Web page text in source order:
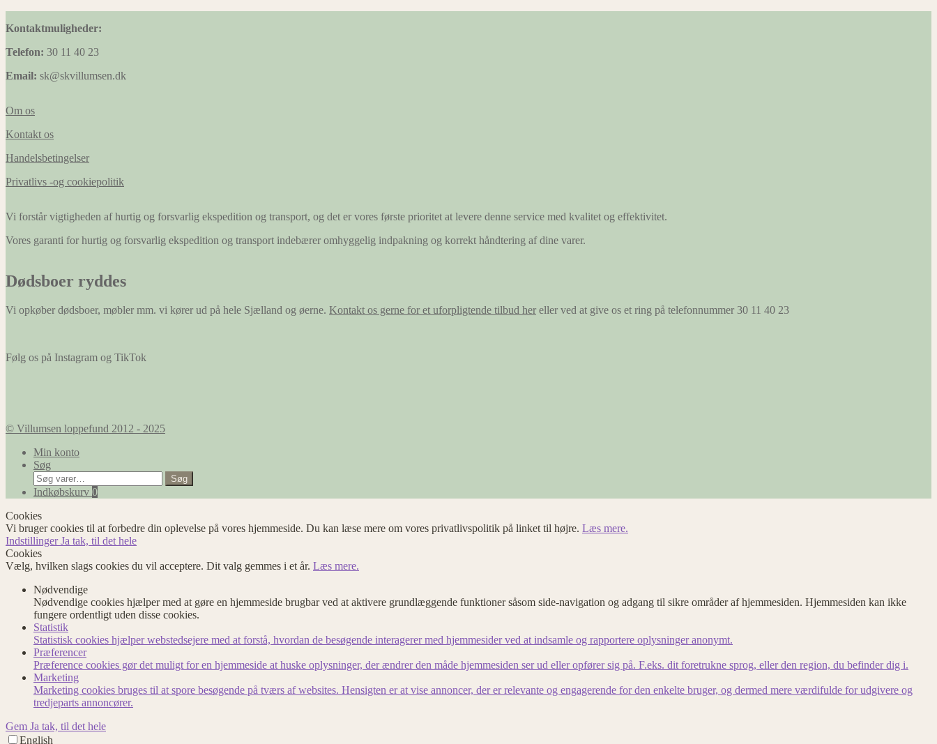
Kontaktmuligheder:
Telefon: 30 11 40 23
Email: sk@skvillumsen.dk
Om os
Kontakt os
Handelsbetingelser
Privatlivs -og cookiepolitik
Vi forstår vigtigheden af hurtig og forsvarlig ekspedition og transport, og det er vores første prioritet at levere denne service med kvalitet og effektivitet.
Vores garanti for hurtig og forsvarlig ekspedition og transport indebærer omhyggelig indpakning og korrekt håndtering af dine varer.
Dødsboer ryddes
Vi opkøber dødsboer, møbler mm. vi kører ud på hele Sjælland og øerne. Kontakt os gerne for et uforpligtende tilbud her eller ved at give os et ring på telefonnummer 30 11 40 23
Følg os på Instagram og TikTok
© Villumsen loppefund 2012 - 2025
Min konto
Søg
Søg
efter:
Søg
Indkøbskurv 0
Cookies
Vi bruger cookies til at forbedre din oplevelse på vores hjemmeside. Du kan læse mere om vores privatlivspolitik på linket til højre. Læs mere.
IndstillingerJa tak, til det hele
Cookies
Vælg, hvilken slags cookies du vil acceptere. Dit valg gemmes i et år. Læs mere.
Nødvendige
Nødvendige cookies hjælper med at gøre en hjemmeside brugbar ved at aktivere grundlæggende funktioner såsom side-navigation og adgang til sikre områder af hjemmesiden. Hjemmesiden kan ikke
fungere ordentligt uden disse cookies.
Statistik
Statistisk cookies hjælper webstedsejere med at forstå, hvordan de besøgende interagerer med hjemmesider ved at indsamle og rapportere oplysninger anonymt.
Præferencer
Præference cookies gør det muligt for en hjemmeside at huske oplysninger, der ændrer den måde hjemmesiden ser ud eller opfører sig på. F.eks. dit foretrukne sprog, eller den region, du befinder dig i.
Marketing
Marketing cookies bruges til at spore besøgende på tværs af websites. Hensigten er at vise annoncer, der er relevante og engagerende for den enkelte bruger, og dermed mere værdifulde for udgivere og
tredjeparts annoncører.
Gem Ja tak, til det hele
English